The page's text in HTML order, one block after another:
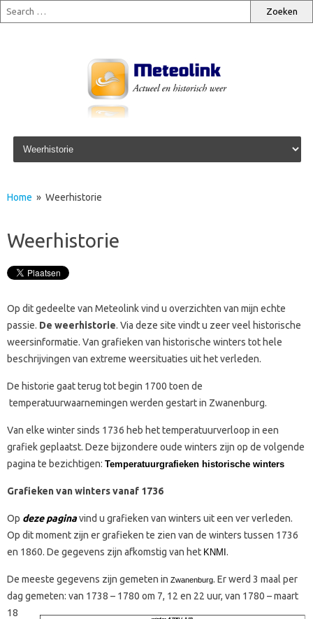
Skip to content
Home » Weerhistorie
Weerhistorie
Op dit gedeelte van Meteolink vind u overzichten van mijn echte
passie. De weerhistorie. Via deze site vindt u zeer veel historische
weersinformatie. Van grafieken van historische winters tot hele
beschrijvingen van extreme weersituaties uit het verleden.
De historie gaat terug tot begin 1700 toen de
temperatuurwaarnemingen werden gestart in Zwanenburg.
Van elke winter sinds 1736 heb het temperatuurverloop in een
grafiek geplaatst. Deze bijzondere oude winters zijn op de volgende
pagina te bezichtigen: Temperatuurgrafieken historische winters
Grafieken van winters vanaf 1736
Op deze paginavind u grafieken van winters uit een ver verleden.
Op dit moment zijn er grafieken te zien van de winters tussen 1736
en 1860. De gegevens zijn afkomstig van het KNMI.
De meeste gegevens zijn gemeten in Zwanenburg. Er werd 3 maal per
dag gemeten: van 1738 – 1780 om 7, 12 en 22 uur, van 1780 – maart
18